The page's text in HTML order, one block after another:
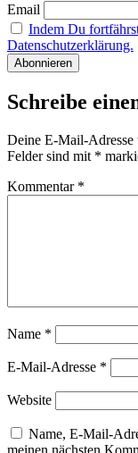
Email
Indem Du
Datenschutzerklärung.
Schreibe
Deine E-Mail-
Felder sind mit *
Kommentar *
Name *
E-Mail-Adresse *
Website
Name, E-Mail-
meinen nächsten